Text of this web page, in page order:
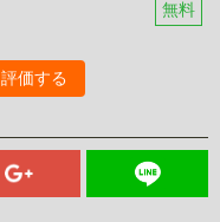
無料
評価する